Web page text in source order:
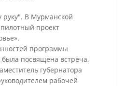
руку". В Мурманской
проект
программы
была посвящена встреча,
губернатора
рабочей